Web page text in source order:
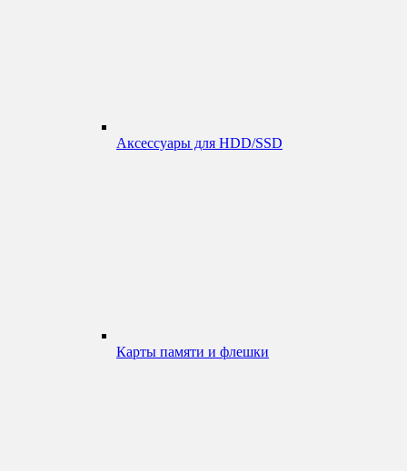
Аксессуары для HDD/SSD
Карты памяти и флешки